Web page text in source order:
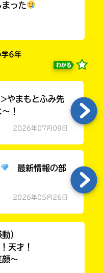
った
学6年
わかる
やまもとふみ先
！
2026年07月09日
最新情報の部
2026年05月26日
）
天才！
顔〜
容
ラ
ー
の
で、
確
て
ね
戻
る